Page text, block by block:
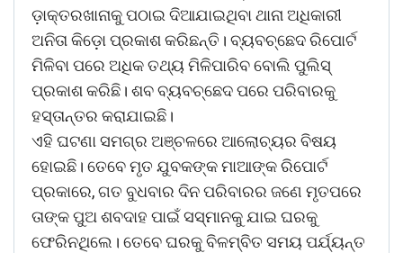
ଡ଼ାକ୍ତରଖାନାକୁ ପଠାଇ ଦିଆଯାଇଥିବା ଥାନା ଅଧିକାରୀ
ଅନିତା କିଡ଼ୋ ପ୍ରକାଶ କରିଛନ୍ତି। ବ୍ୟବଚ୍ଛେଦ ରିପୋର୍ଟ
ମିଳିବା ପରେ ଅଧିକ ତଥ୍ୟ ମିଳିପାରିବ ବୋଲି ପୁଲିସ୍‍
ପ୍ରକାଶ କରିଛି। ଶବ ବ୍ୟବଚ୍ଛେଦ ପରେ ପରିବାରକୁ
ହସ୍ତାନ୍ତର କରାଯାଇଛି।
ଏହି ଘଟଣା ସମଗ୍ର ଅଞ୍ଚଳରେ ଆଲୋଚ୍ୟର ବିଷୟ
ହୋଇଛି। ତେବେ ମୃତ ଯୁବକଙ୍କ ମାଆଙ୍କ ରିପୋର୍ଟ
ପ୍ରକାରେ, ଗତ ବୁଧବାର ଦିନ ପରିବାରର ଜଣେ ମୃତପରେ
ତାଙ୍କ ପୁଅ ଶବଦାହ ପାଇଁ ସସ୍ମାନକୁ ଯାଇ ଘରକୁ
ଫେରିନଥିଲେ। ତେବେ ଘରକୁ ବିଳମ୍ବିତ ସମୟ ପର୍ଯ୍ୟନ୍ତ